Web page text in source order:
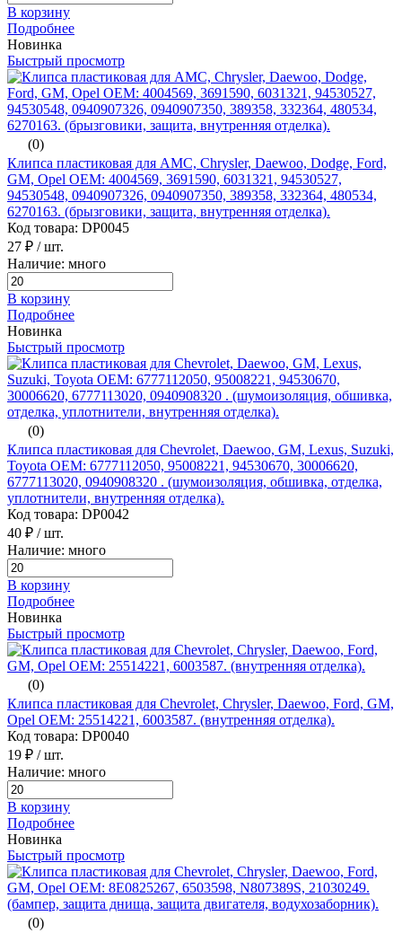
В корзину
Подробнее
Новинка
Быстрый просмотр
(0)
Клипса пластиковая для AMC, Chrysler, Daewoo, Dodge, Ford,
GM, Opel ОЕМ: 4004569, 3691590, 6031321, 94530527,
94530548, 0940907326, 0940907350, 389358, 332364, 480534,
6270163. (брызговики, защита, внутренняя отделка).
Код товара: DP0045
27 ₽ / шт.
Наличие: много
В корзину
Подробнее
Новинка
Быстрый просмотр
(0)
Клипса пластиковая для Chevrolet, Daewoo, GM, Lexus, Suzuki,
Toyota ОЕМ: 6777112050, 95008221, 94530670, 30006620,
6777113020, 0940908320 . (шумоизоляция, обшивка, отделка,
уплотнители, внутренняя отделка).
Код товара: DP0042
40 ₽ / шт.
Наличие: много
В корзину
Подробнее
Новинка
Быстрый просмотр
(0)
Клипса пластиковая для Chevrolet, Chrysler, Daewoo, Ford, GM,
Opel ОЕМ: 25514221, 6003587. (внутренняя отделка).
Код товара: DP0040
19 ₽ / шт.
Наличие: много
В корзину
Подробнее
Новинка
Быстрый просмотр
(0)